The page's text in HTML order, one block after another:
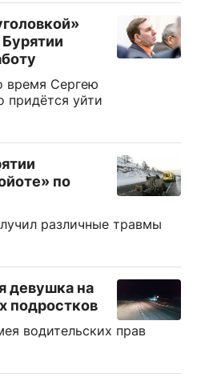
время Сергею
придётся уйти
по
различные травмы
девушка на
подростков
водительских прав